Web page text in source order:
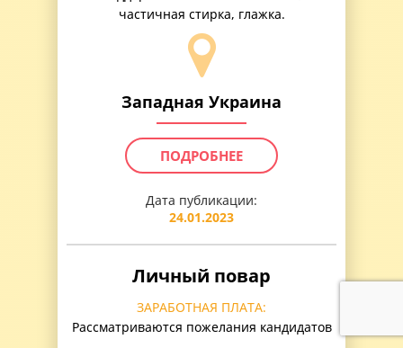
частичная стирка, глажка.
Западная Украина
ПОДРОБНЕЕ
Дата публикации:
24.01.2023
Личный повар
ЗАРАБОТНАЯ ПЛАТА:
Рассматриваются пожелания кандидатов